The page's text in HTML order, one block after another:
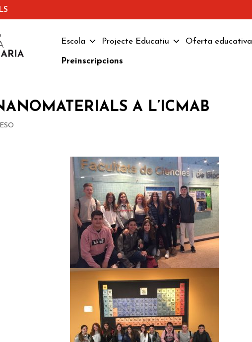
Escola Projecte Educatiu Oferta educativa
Preinscripcions
A L’ICMAB